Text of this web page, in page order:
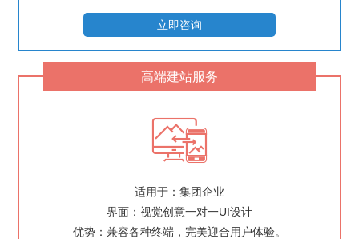
立即咨询
高端建站服务

适用于：集团企业
界面：视觉创意一对一UI设计
优势：兼容各种终端，完美迎合用户体验。